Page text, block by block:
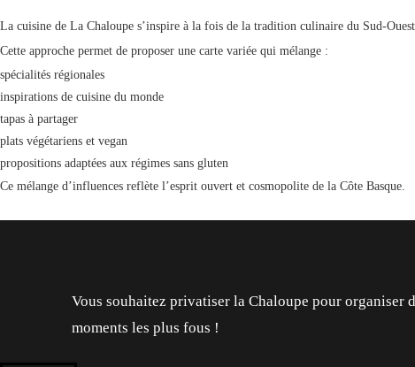
La cuisine de La Chaloupe s’inspire à la fois de la tradition culinaire du Sud-Ouest
Cette approche permet de proposer une carte variée qui mélange :
spécialités régionales
inspirations de cuisine du monde
tapas à partager
plats végétariens et vegan
propositions adaptées aux régimes sans gluten
Ce mélange d’influences reflète l’esprit ouvert et cosmopolite de la Côte Basque.
Vous souhaitez privatiser la Chaloupe pour organiser
moments les plus fous !